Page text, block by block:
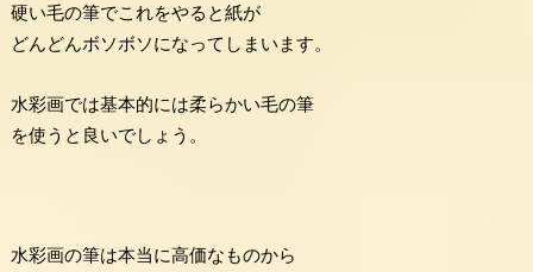
硬い毛の筆でこれをやると紙が
どんどんボソボソになってしまいます。
水彩画では基本的には柔らかい毛の筆
を使うと良いでしょう。
水彩画の筆は本当に高価なものから